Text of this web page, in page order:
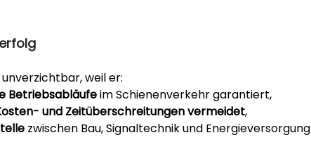
unverzichtbar, weil er:
Betriebsabläufe im Schienenverkehr garantiert,
und Zeitüberschreitungen vermeidet,
zwischen Bau, Signaltechnik und Energieversorgung